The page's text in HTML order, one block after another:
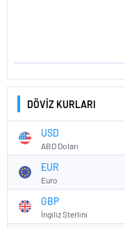
DÖVİZ KURLARI
USD
ABD Doları
EUR
Euro
GBP
İngiliz Sterlini